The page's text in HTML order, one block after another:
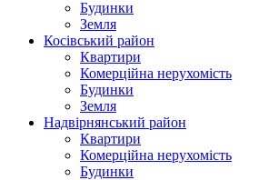
Будинки
Земля
Косівський район
Квартири
Комерційна нерухомість
Будинки
Земля
Надвірнянський район
Квартири
Комерційна нерухомість
Будинки